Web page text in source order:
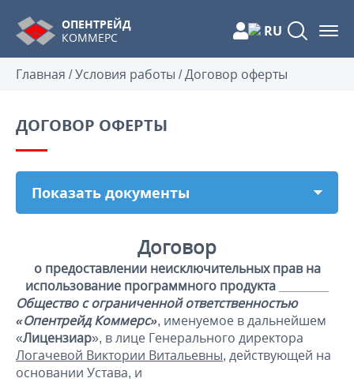
ОПЕНТРЕЙД
КОММЕРС
RU
Главная /Условия работы /Договор оферты
ДОГОВОР ОФЕРТЫ
Показать документы
Договор
о предоставлении неисключительных прав на
использование программного продукта _______
Общество с ограниченной ответственностью
«Опентрейд Коммерс», именуемое в дальнейшем
«Лицензиар», в лице Генерального директора
Логачевой Виктории Витальевны, действующей на
основании Устава, и